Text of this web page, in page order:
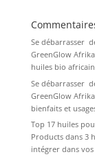
Se débarrasser
GreenGlow Afrika
huiles bio
Se débarrasser
GreenGlow Afrika
bienfaits et
Top 17 huiles
Productsdans 3
intégrer dans